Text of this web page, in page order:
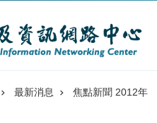
最新消息 焦點新聞 2012年